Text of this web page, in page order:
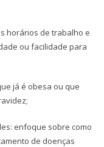
horários de trabalho e
ou facilidade para
já é obesa ou que
enfoque sobre como
de doenças